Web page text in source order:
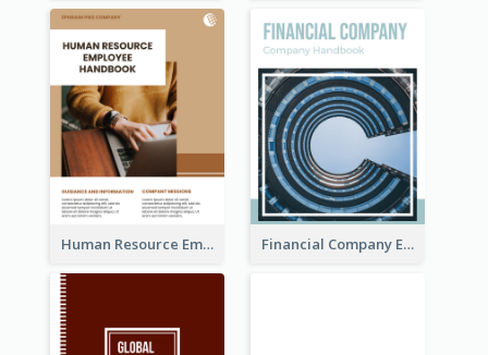
Human Resource Employee Handbook Financial Company Employee Handbook